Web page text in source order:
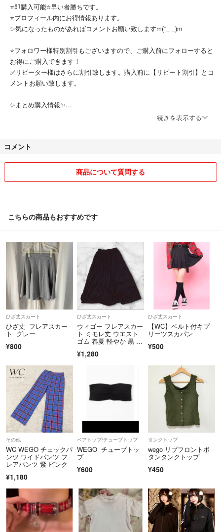
☆商品のデザイン、状態には主観を伴い表現及び受け止め方に個人差がご
ざいます。
あります。
☆購入検討宜しくお願い致します。
⭐️即購入可能⭐️早い者勝ちです。
⭐️プロフィール内にお得情報あります。
✨気になったものがあればコメントお願い致しますm(*_ _)m
⭐️フォロワー様特別割引もございますので、ご購入前にフォローすると
お得にご購入できます！
✅リピーター様はさらに割引致します。購入前に【リピート割引】とコ
メントお願い致します。
✨まとめ購入情報✨
✅10点以上購入で1000円以下商品は1点350円にします！
♠ フォロー割引実施中♠
✅4000円〜5999円☞-200円
✅6000円～7999円☞-300円
⭐️コメント欄にフォロー割・まとめ買い希望とコメント下さい。
⚠️購入前でなければ割引できませんので注意して下さい。
✨✨✨✨✨✨✨✨✨✨✨✨✨✨
⭐️コメントは極力早く返信するようにしますが深夜や翌日になってしま
う場合があります。
⭐️商品は丁寧に梱包させて頂きます。
環境保護のためリサイクル品を使用する場合があります。
⭐️配送方法が梱包次第で変更になる可能性があります。
⭐️圧縮して梱包する場合があります。
⭐️発送に関しては基本的に朝か夜になりますが極力早く発送致します。
何かあればお気軽にお問い合わせ下さい。
⭐️専用後24時間程度購入されない場合は解除させて頂きます。
コメントに解除の旨を記載します。
⭐️お取り置き不可です。
⭐️万が一商品に不備があった場合は誠意ある対応をさせて頂きます。
⭐️プロフィールを最後まで読んでくださりありがとうございます。
どうぞよろしくお願いしますm(_ _)m
続きを表示する
コメント
商品について質問する
こちらの商品もおすすめです
ひざ丈スカート
ひざ丈 フレアスカー
ト グレー
¥800
ひざ丈スカート
ウィゴー フレアスカー
ト ミモレ丈 ウエスト
ゴム 春夏 軽やか 黒 裏
¥1,280
ひざ丈スカート
【WC】ベルト付キプ
リーツスカパン
¥500
その他
WC WEGO チェックパ
ンツ ワイドパンツ フ
レアパンツ 紫 ピンク
¥1,180
ベアトップ/チューブトップ
WEGO チューブトッ
プ
¥600
タンクトップ
wego リブフロントボ
タンタンクトップ
¥450